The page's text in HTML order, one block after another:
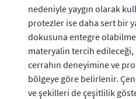
nedeniyle yaygın olarak
protezler ise daha sert bir
dokusuna entegre
materyalin tercih edileceği,
cerrahın deneyimine ve
bölgeye göre belirlenir.
ve şekilleri de çeşitlilik